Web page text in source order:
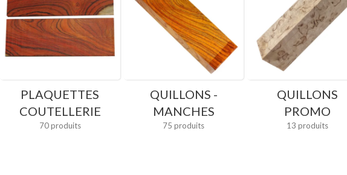
PLAQUETTES
COUTELLERIE
70 produits
QUILLONS -
MANCHES
75 produits
QUILLONS
PROMO
13 produits